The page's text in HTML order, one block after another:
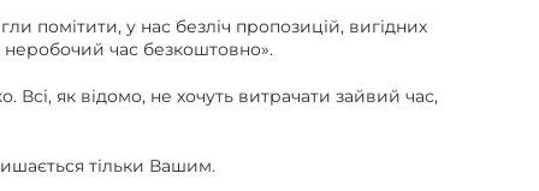
помітити, у нас безліч пропозицій, вигідних
неробочий час безкоштовно».
Всі, як відомо, не хочуть витрачати зайвий час,
тільки Вашим.